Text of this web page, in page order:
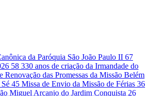
da Paróquia São João Paulo II 67
58 330 anos de criação da Irmandade do
Renovação das Promessas da Missão Belém
45 Missa de Envio da Missão de Férias 36
Miguel Arcanjo do Jardim Conquista 26